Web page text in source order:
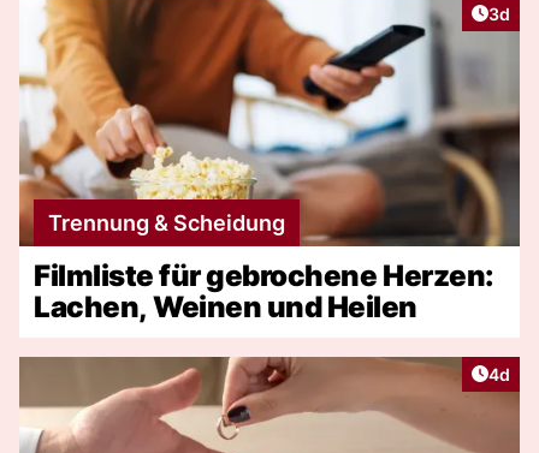
3d
Trennung & Scheidung
Filmliste für gebrochene Herzen:
Lachen, Weinen und Heilen
4d